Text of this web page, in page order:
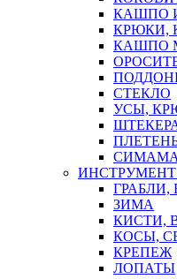
КАШПО
КРЮКИ,
КАШПО
СТЕКЛО
УСЫ,
ИНСТРУМЕНТ
ЗИМА
КИСТИ,
КОСЫ,
КРЕПЕЖ
ЛОПАТЫ